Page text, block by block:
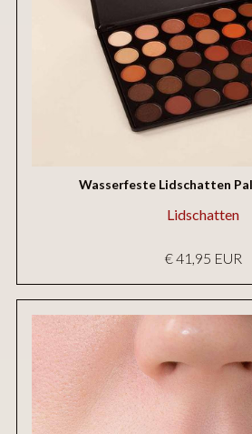
Wasserfeste Lidschatten
Lidschatten
€ 41,95 EUR